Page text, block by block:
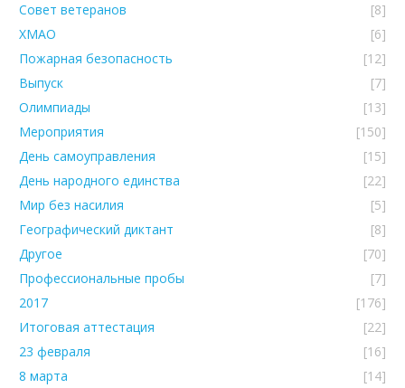
Совет ветеранов
[8]
ХМАО
[6]
Пожарная безопасность
[12]
Выпуск
[7]
Олимпиады
[13]
Мероприятия
[150]
День самоуправления
[15]
День народного единства
[22]
Мир без насилия
[5]
Географический диктант
[8]
Другое
[70]
Профессиональные пробы
[7]
2017
[176]
Итоговая аттестация
[22]
23 февраля
[16]
8 марта
[14]